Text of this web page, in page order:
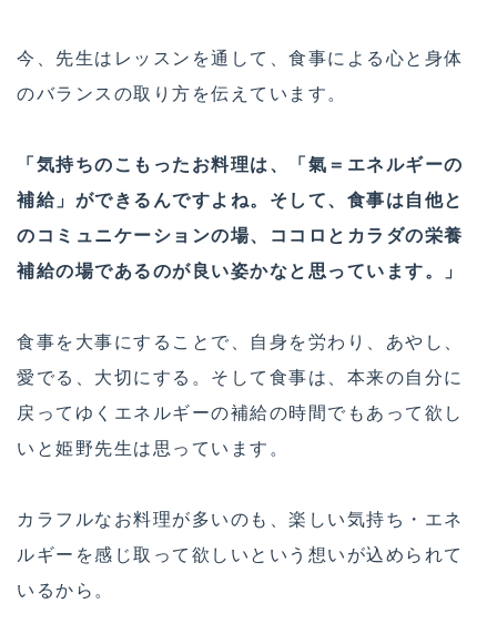
今、先生はレッスンを通して、食事による心と身体
のバランスの取り方を伝えています。
「気持ちのこもったお料理は、「氣＝エネルギーの
補給」ができるんですよね。そして、食事は自他と
のコミュニケーションの場、ココロとカラダの栄養
補給の場であるのが良い姿かなと思っています。」
食事を大事にすることで、自身を労わり、あやし、
愛でる、大切にする。そして食事は、本来の自分に
戻ってゆくエネルギーの補給の時間でもあって欲し
いと姫野先生は思っています。
カラフルなお料理が多いのも、楽しい気持ち・エネ
ルギーを感じ取って欲しいという想いが込められて
いるから。